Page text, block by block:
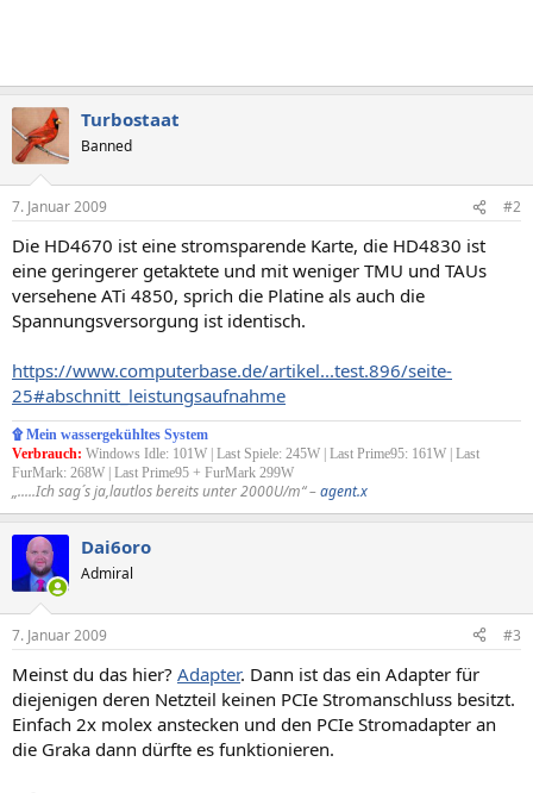
Turbostaat
Banned
7. Januar 2009 #2
Die HD4670 ist eine stromsparende Karte, die HD4830 ist
eine geringerer getaktete und mit weniger TMU und TAUs
versehene ATi 4850, sprich die Platine als auch die
Spannungsversorgung ist identisch.
https://www.computerbase.de/artikel...test.896/seite-
25#abschnitt_leistungsaufnahme
۩ Mein wassergekühltes System
Verbrauch: Windows Idle: 101W | Last Spiele: 245W | Last Prime95: 161W | Last
FurMark: 268W | Last Prime95 + FurMark 299W
„.....Ich sag´s ja,lautlos bereits unter 2000U/m“ –agent.x
Dai6oro
Admiral
7. Januar 2009 #3
Meinst du das hier? Adapter. Dann ist das ein Adapter für
diejenigen deren Netzteil keinen PCIe Stromanschluss besitzt.
Einfach 2x molex anstecken und den PCIe Stromadapter an
die Graka dann dürfte es funktionieren.